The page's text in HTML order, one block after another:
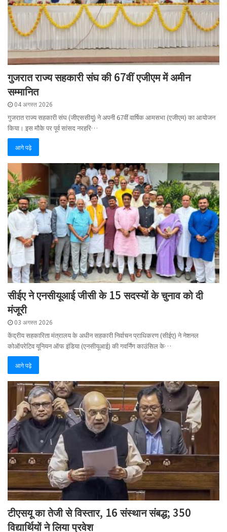
गुजरात राज्य सहकारी संघ की 67वीं एजीएम में अमीन
सम्मानित
04 अगस्त 2026
गुजरात राज्य सहकारी संघ (जीएससीयू) ने अपनी 67वीं वार्षिक आमसभा (एजीएम) का आयोजन
किया। इस मौके पर पूर्व सांसद नरहरि…
आगे पढ़े
सीईए ने एनसीयूआई जीसी के 15 सदस्यों के चुनाव को दी
मंजूरी
03 अगस्त 2026
केंद्रीय सहकारिता मंत्रालय के अधीन सहकारी निर्वाचन प्राधिकरण (सीईए) ने नेशनल
कोऑपरेटिव यूनियन ऑफ इंडिया (एनसीयूआई) की गवर्निंग काउंसिल के…
आगे पढ़े
टीएसयू का तेजी से विस्तार, 16 संस्थान संबद्ध; 350
विद्यार्थियों ने लिया प्रवेश